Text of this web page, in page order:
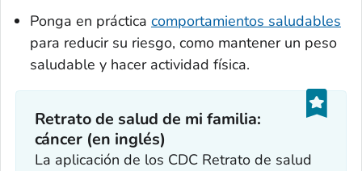
Ponga en práctica comportamientos saludables
para reducir su riesgo, como mantener un peso
saludable y hacer actividad física.
Retrato de salud de mi familia:
cáncer (en inglés)
La aplicación de los CDC Retrato de salud